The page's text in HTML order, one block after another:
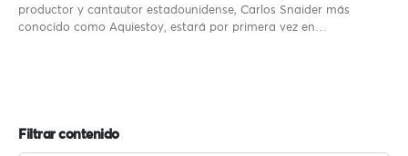
productor y cantautor estadounidense, Carlos Snaider más
conocido como Aquiestoy, estará por primera vez en…
Filtrar contenido